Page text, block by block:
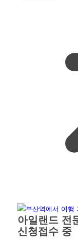
아일랜드 전
신청접수 중